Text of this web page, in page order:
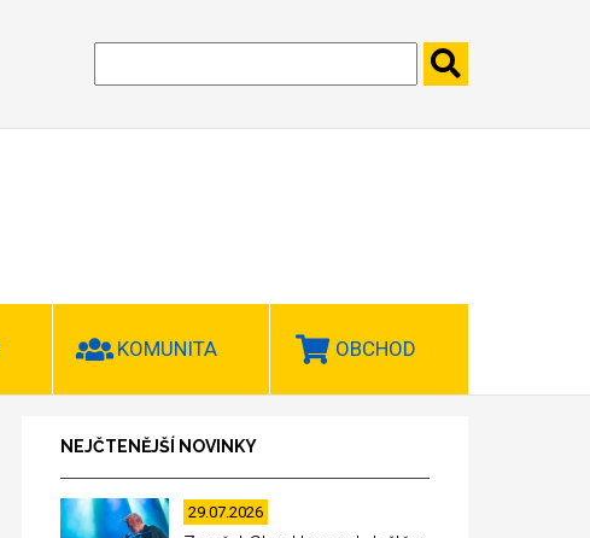
KOMUNITA OBCHOD
NEJČTENĚJŠÍ NOVINKY
29.07.2026